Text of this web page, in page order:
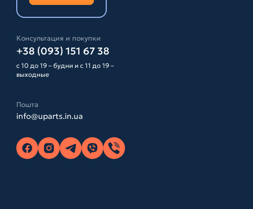
Консультация и покупки
+38 (093) 151 67 38
с 10 до 19 – будни и с 11 до 19 –
выходные
Пошта
info@uparts.in.ua